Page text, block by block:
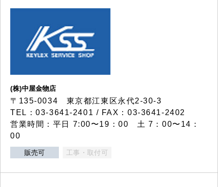
(株)中屋金物店
〒135-0034 東京都江東区永代2-30-3
TEL：03-3641-2401 / FAX：03-3641-2402
営業時間：平日 7:00〜19：00 土 7：00〜14：
00
販売可 工事・取付可